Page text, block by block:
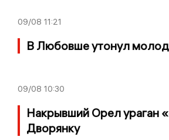
09/08 11:21
В Любовше утонул
09/08 10:30
Накрывший Орел ураган
Дворянку